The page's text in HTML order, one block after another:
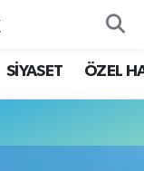
SİYASET ÖZEL